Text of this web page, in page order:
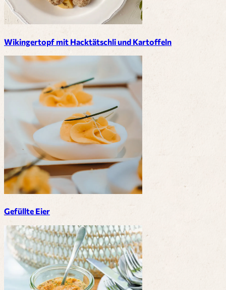
Wikingertopf mit Hacktätschli und Kartoffeln
Gefüllte Eier